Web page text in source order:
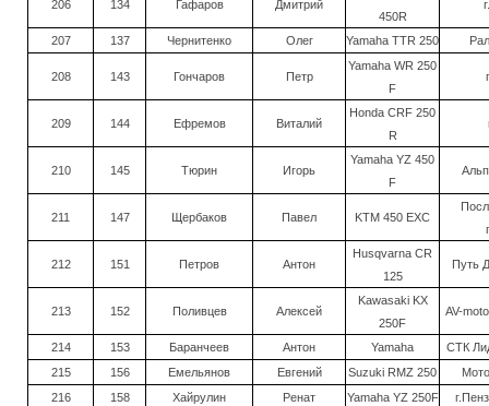
206 134 Гафаров Дмитрий
450R
207 137 Чернитенко Олег Yamaha TTR 250
208 143 Гончаров Петр
Yamaha WR 250
F
209 144 Ефремов Виталий
Honda CRF 250
R
210 145 Тюрин Игорь
Yamaha YZ 450
F
211 147 Щербаков Павел KTM 450 EXC
212 151 Петров Антон
Husqvarna CR
125
Путь
213 152 Поливцев Алексей
Kawasaki KX
250F
AV-
214 153 Баранчеев Антон Yamaha
СТК
215
156 Емельянов Евгений Suzuki RMZ 250
216
158 Хайрулин Ренат Yamaha YZ 250F